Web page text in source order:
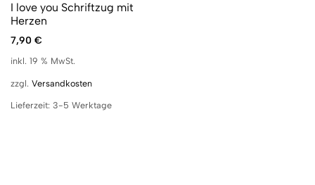
I love you Schriftzug mit
Herzen
7,90 €
inkl. 19 % MwSt.
zzgl. Versandkosten
Lieferzeit: 3-5 Werktage